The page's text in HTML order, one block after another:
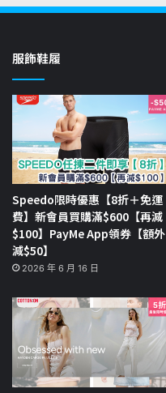
服飾鞋履
Speedo限時優惠【8折＋免運
費】新會員買購滿$600【再減
$100】PayMe App領券【額外
減$50】
2026 年 6 月 16 日